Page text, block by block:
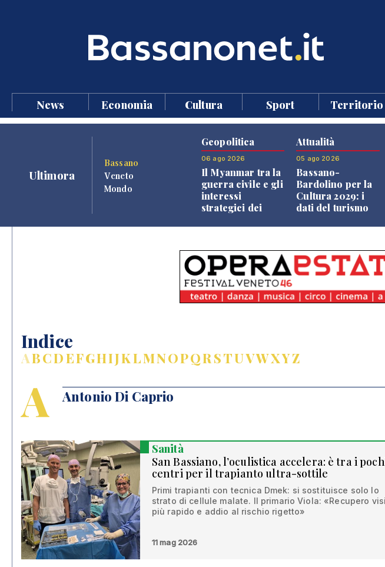
News Economia Cultura Sport Territorio
Ultimora
Bassano
Veneto
Mondo
Geopolitica
06 ago 2026
Il Myanmar tra la
guerra civile e gli
interessi
strategici dei
Attualità
05 ago 2026
Bassano-
Bardolino per la
Cultura 2029: i
dati del turismo
Indice
ABCDEFGHIJKLMNOPQRSTUVWXYZ
A Antonio Di Caprio
Sanità
San Bassiano, l’oculistica accelera: è tra i
centri per il trapianto ultra-sottile
Primi trapianti con tecnica Dmek: si sostituisce solo lo
strato di cellule malate. Il primario Viola: «Recupero
più rapido e addio al rischio rigetto»
11 mag 2026